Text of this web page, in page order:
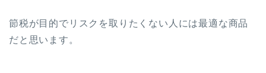
節税が目的でリスクを取りたくない人には最適な商品
だと思います。